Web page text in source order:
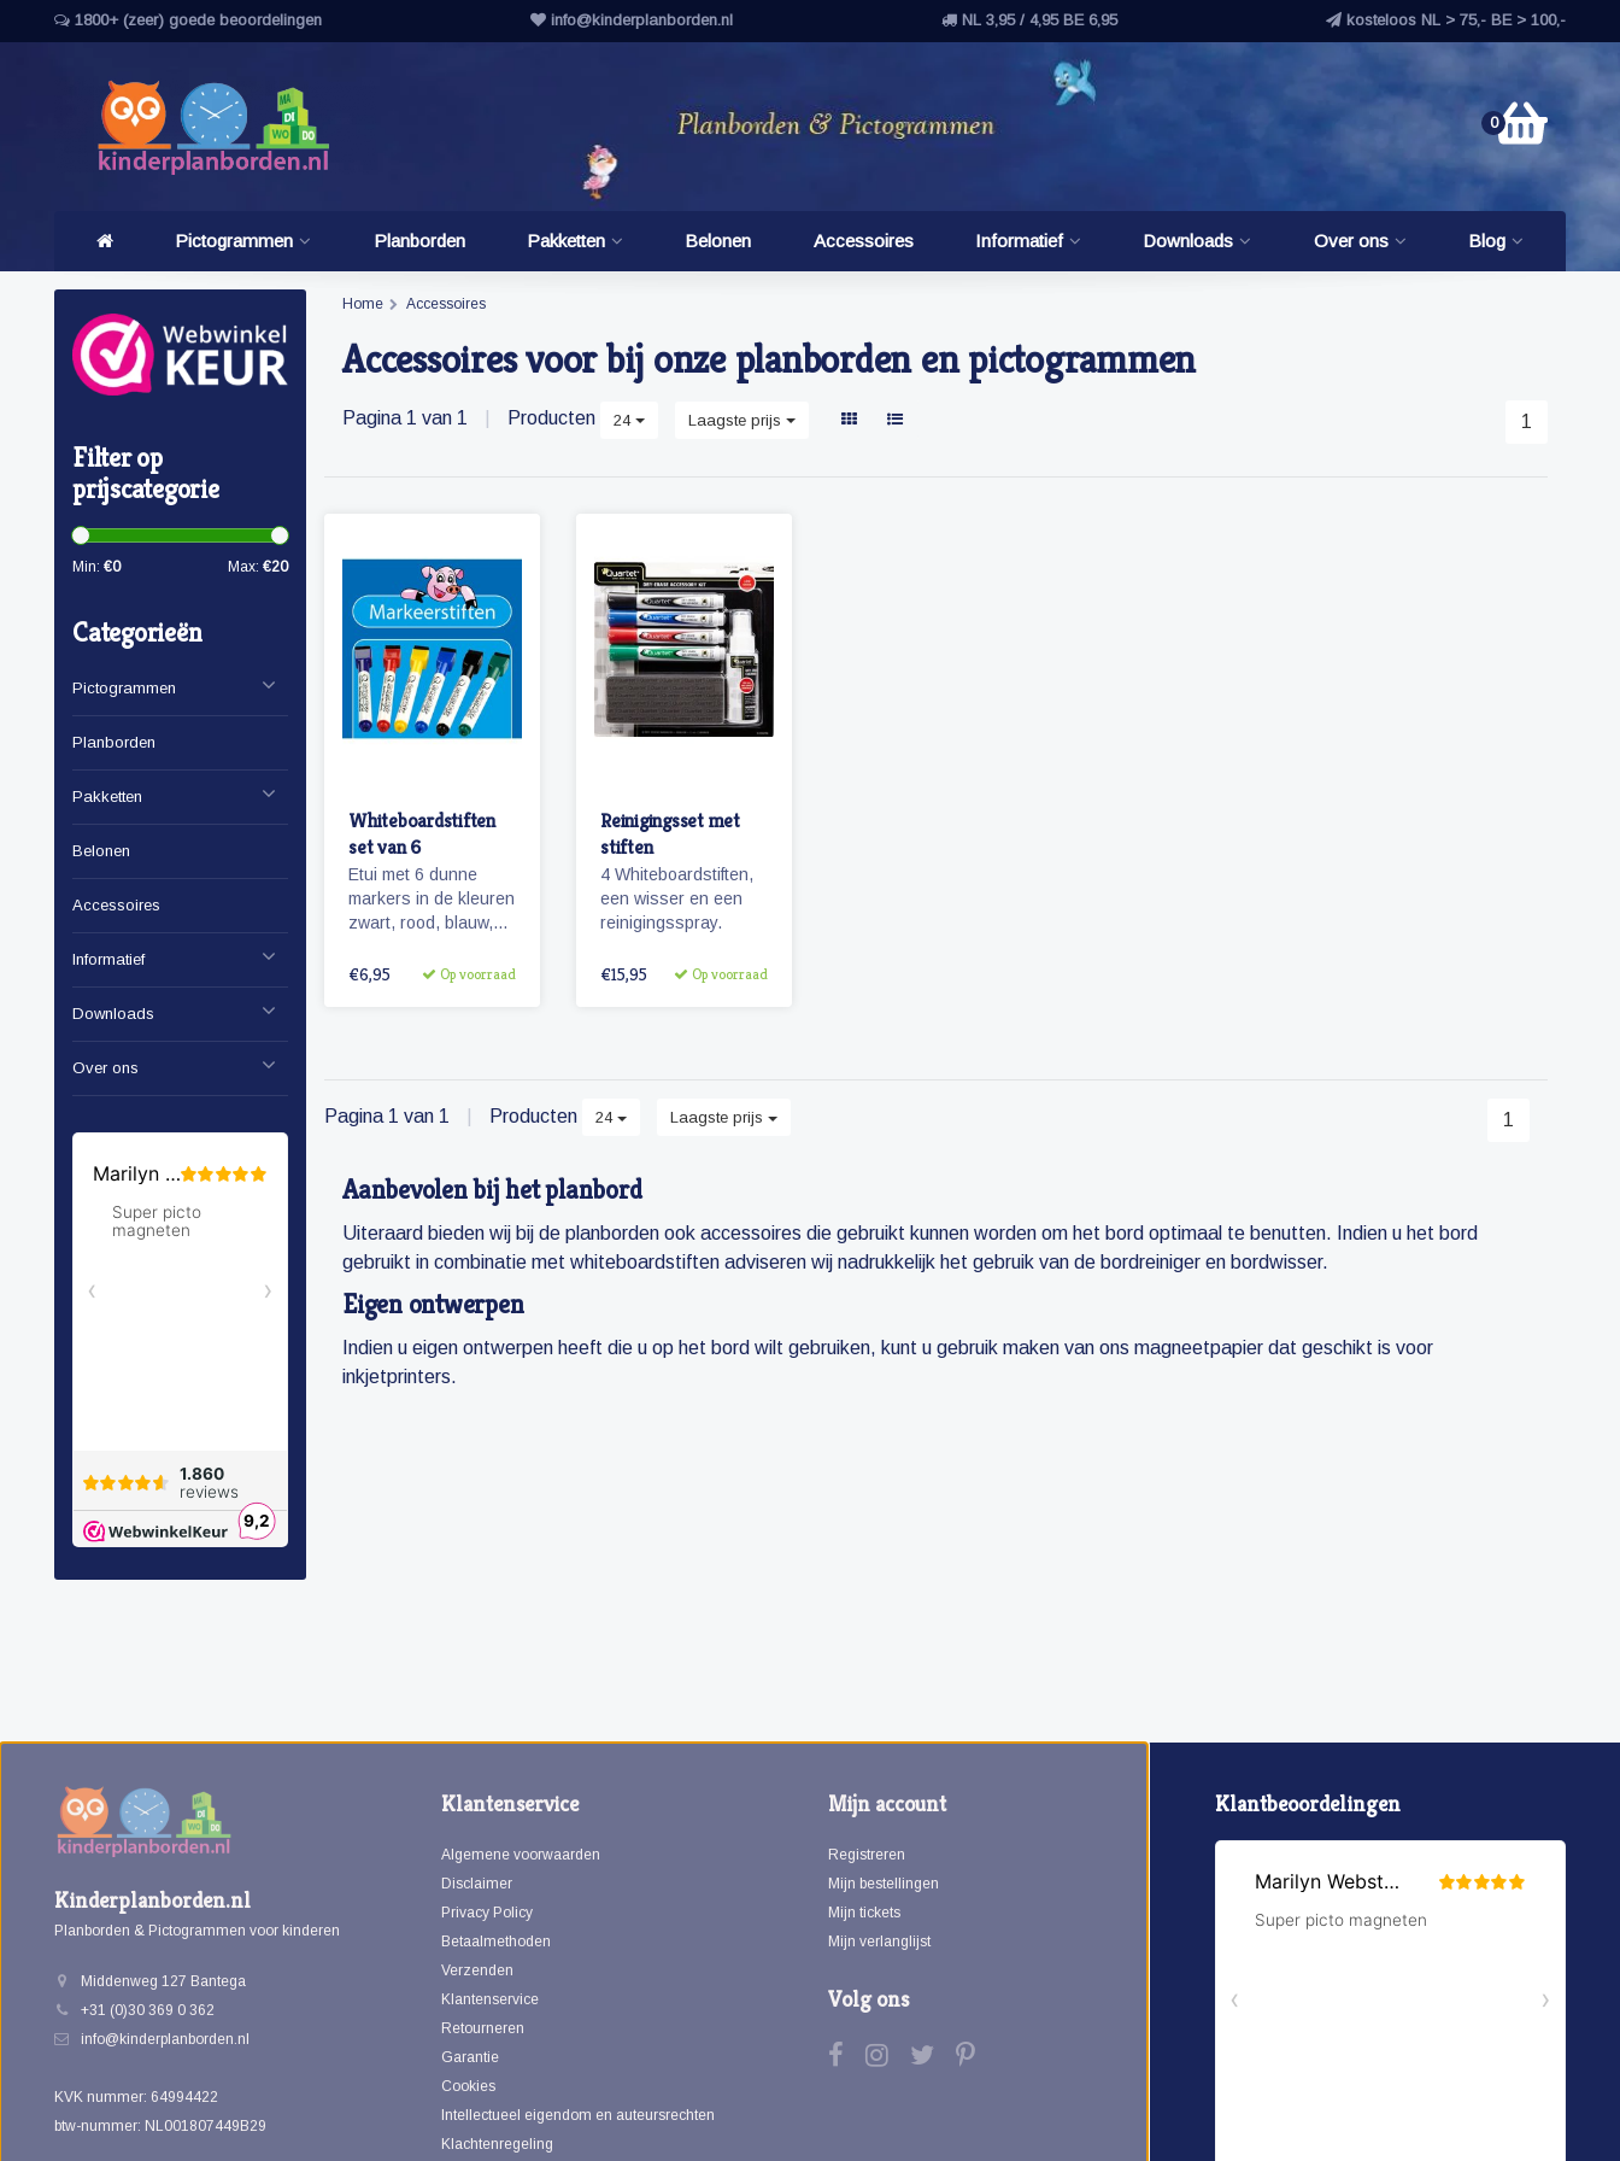
1800+ (zeer) goede beoordelingen info@kinderplanborden.nl NL 3,95 / 4,95 BE 6,95 kosteloos NL > 75,- BE > 100,-
0
Pictogrammen Planborden Pakketten Belonen Accessoires Informatief Downloads Over ons Blog
Filter op
prijscategorie
Min: €0 Max: €20
Categorieën
Pictogrammen
Planborden
Pakketten
Belonen
Accessoires
Informatief
Downloads
Over ons
Home Accessoires
Accessoires voor bij onze planborden en pictogrammen
Pagina 1 van 1 Producten 24 Laagste prijs 1
Whiteboardstiften
set van 6
Etui met 6 dunne
markers in de kleuren
zwart, rood, blauw,
De stiften zijn
€6,95 Op voorraad
Reinigingsset met
stiften
4 Whiteboardstiften,
een wisser en een
reinigingsspray.
€15,95 Op voorraad
Pagina 1 van 1 Producten 24 Laagste prijs 1
Aanbevolen bij het planbord
Uiteraard bieden wij bij de planborden ook accessoires die gebruikt kunnen worden om het bord optimaal te benutten. Indien u het bord
gebruikt in combinatie met whiteboardstiften adviseren wij nadrukkelijk het gebruik van de bordreiniger en bordwisser.
Eigen ontwerpen
Indien u eigen ontwerpen heeft die u op het bord wilt gebruiken, kunt u gebruik maken van ons magneetpapier dat geschikt is voor
inkjetprinters.
Kinderplanborden.nl
Planborden & Pictogrammen voor kinderen
Middenweg 127 Bantega
+31 (0)30 369 0 362
info@kinderplanborden.nl
KVK nummer: 64994422
btw-nummer: NL001807449B29
Klantenservice
Algemene voorwaarden
Disclaimer
Privacy Policy
Betaalmethoden
Verzenden
Klantenservice
Retourneren
Garantie
Cookies
Intellectueel eigendom en auteursrechten
Klachtenregeling
Mijn account
Registreren
Mijn bestellingen
Mijn tickets
Mijn verlanglijst
Volg ons
Klantbeoordelingen